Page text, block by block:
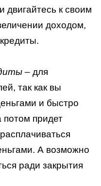
двигайтесь к своим
доходом,
– для
так как вы
и быстро
потом придет
А возможно
ради закрытия